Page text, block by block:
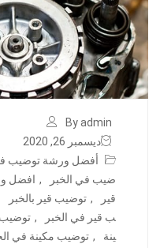
By admin
ديسمبر 26, 2020
أفضل ورشة توضيب
ضيب في الخبر
, افضل
قير
, توضيب قير بالخبر
ب قير في الخبر
, توضيب
ينة
, توضيب مكينة في